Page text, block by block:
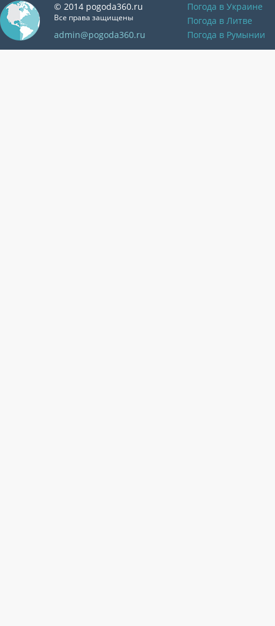
© 2014 pogoda360.ru
Все права защищены
admin@pogoda360.ru
Погода в Украине
Погода в Литве
Погода в Румынии